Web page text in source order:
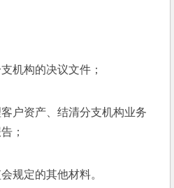
构的决议文件；
资产、结清分支机构业务
；
定的其他材料。